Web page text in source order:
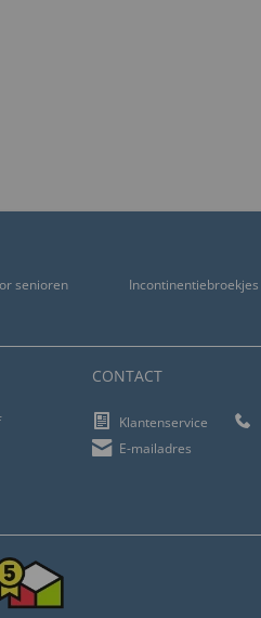
senioren
Incontinentiebroekjes
CONTACT
Klantenservice
E-mailadres